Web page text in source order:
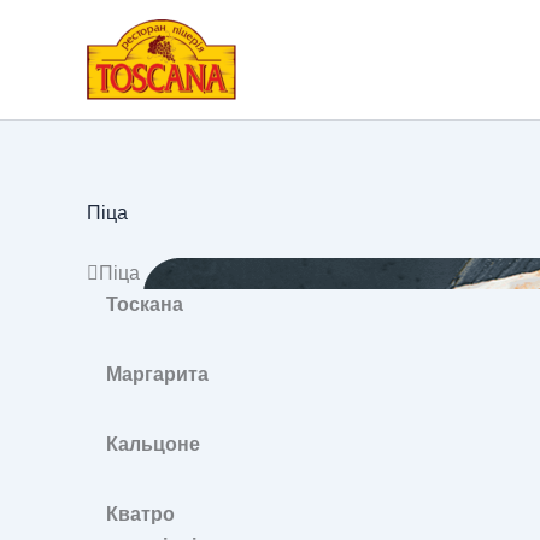
Піца
Піца
Тоскана
Маргарита
Кальцоне
Кватро